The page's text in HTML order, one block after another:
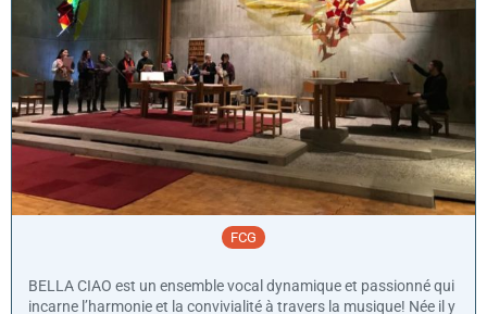
FCG
BELLA CIAO est un ensemble vocal dynamique et passionné qui
incarne l’harmonie et la convivialité à travers la musique! Née il y